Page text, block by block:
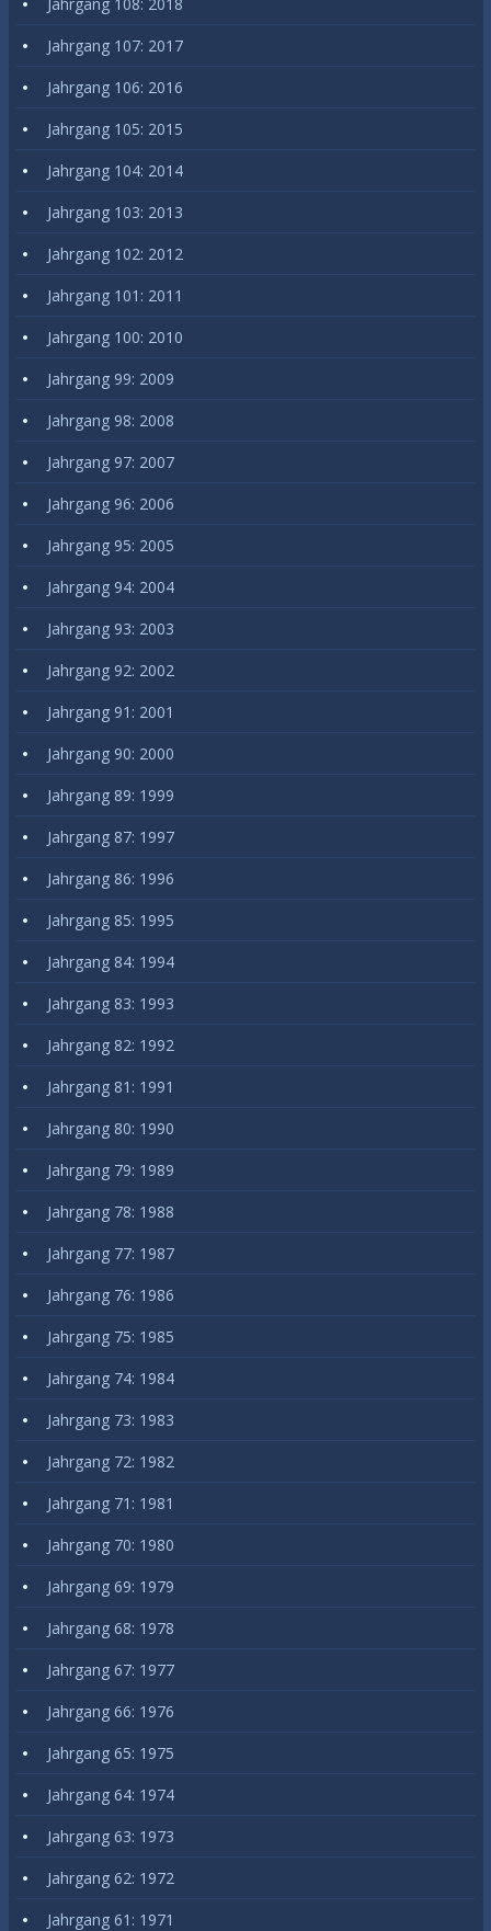
Jahrgang 107: 2017
Jahrgang 106: 2016
Jahrgang 105: 2015
Jahrgang 104: 2014
Jahrgang 103: 2013
Jahrgang 102: 2012
Jahrgang 101: 2011
Jahrgang 100: 2010
Jahrgang 99: 2009
Jahrgang 98: 2008
Jahrgang 97: 2007
Jahrgang 96: 2006
Jahrgang 95: 2005
Jahrgang 94: 2004
Jahrgang 93: 2003
Jahrgang 92: 2002
Jahrgang 91: 2001
Jahrgang 90: 2000
Jahrgang 89: 1999
Jahrgang 87: 1997
Jahrgang 86: 1996
Jahrgang 85: 1995
Jahrgang 84: 1994
Jahrgang 83: 1993
Jahrgang 82: 1992
Jahrgang 81: 1991
Jahrgang 80: 1990
Jahrgang 79: 1989
Jahrgang 78: 1988
Jahrgang 77: 1987
Jahrgang 76: 1986
Jahrgang 75: 1985
Jahrgang 74: 1984
Jahrgang 73: 1983
Jahrgang 72: 1982
Jahrgang 71: 1981
Jahrgang 70: 1980
Jahrgang 69: 1979
Jahrgang 68: 1978
Jahrgang 67: 1977
Jahrgang 66: 1976
Jahrgang 65: 1975
Jahrgang 64: 1974
Jahrgang 63: 1973
Jahrgang 62: 1972
Jahrgang 61: 1971